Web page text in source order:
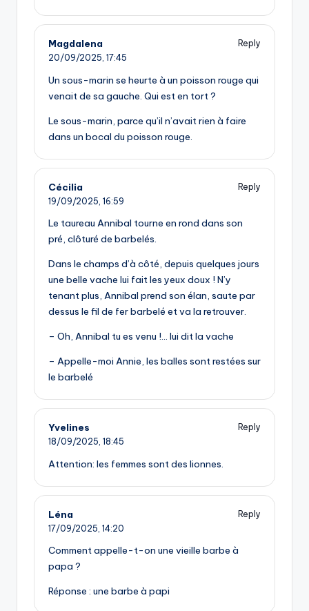
Magdalena
Reply
20/09/2025, 17:45
Un sous-marin se heurte à un poisson rouge qui
venait de sa gauche. Qui est en tort ?
Le sous-marin, parce qu’il n’avait rien à faire
dans un bocal du poisson rouge.
Cécilia
Reply
19/09/2025, 16:59
Le taureau Annibal tourne en rond dans son
pré, clôturé de barbelés.
Dans le champs d’à côté, depuis quelques jours
une belle vache lui fait les yeux doux ! N’y
tenant plus, Annibal prend son élan, saute par
dessus le fil de fer barbelé et va la retrouver.
– Oh, Annibal tu es venu !… lui dit la vache
– Appelle-moi Annie, les balles sont restées sur
le barbelé
Yvelines
Reply
18/09/2025, 18:45
Attention: les femmes sont des lionnes.
Léna
Reply
17/09/2025, 14:20
Comment appelle-t-on une vieille barbe à
papa ?
Réponse : une barbe à papi